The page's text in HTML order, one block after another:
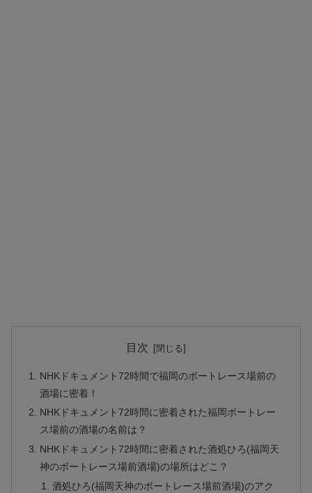
目次
NHKドキュメント72時間で福岡のボートレース場前の
酒場に密着！
NHKドキュメント72時間に密着された福岡ボートレー
ス場前の酒場の名前は？
NHKドキュメント72時間に密着された酒処ひろ(福岡天
神のボートレース場前酒場)の場所はどこ？
酒処ひろ(福岡天神のボートレース場前酒場)のアク